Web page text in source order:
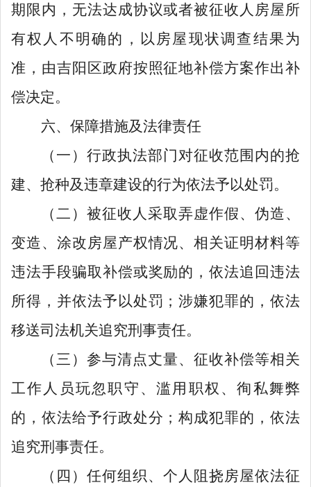
期限内，无法达成协议或者被征收人房屋所
有权人不明确的，以房屋现状调查结果为
准，由吉阳区政府按照征地补偿方案作出补
偿决定。
六、保障措施及法律责任
（一）行政执法部门对征收范围内的抢
建、抢种及违章建设的行为依法予以处罚。
（二）被征收人采取弄虚作假、伪造、
变造、涂改房屋产权情况、相关证明材料等
违法手段骗取补偿或奖励的，依法追回违法
所得，并依法予以处罚；涉嫌犯罪的，依法
移送司法机关追究刑事责任。
（三）参与清点丈量、征收补偿等相关
工作人员玩忽职守、滥用职权、徇私舞弊
的，依法给予行政处分；构成犯罪的，依法
追究刑事责任。
（四）任何组织、个人阻挠房屋依法征